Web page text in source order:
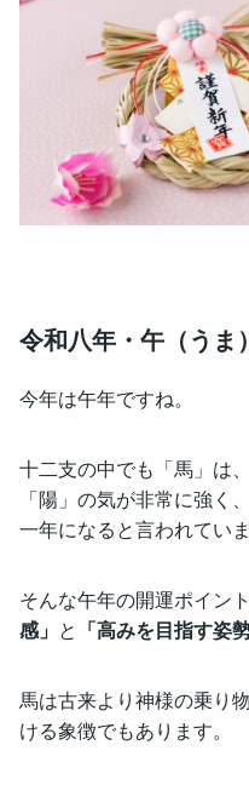
令和八年・午（うま
今年は午年ですね。
十二支の中でも「馬」は
「陽」の気が非常に強く
一年になると言われていま
そんな午年の開運ポイン
感」 と 「高みを目指す姿勢
馬は古来より神様の乗り
ける象徴でもあります。